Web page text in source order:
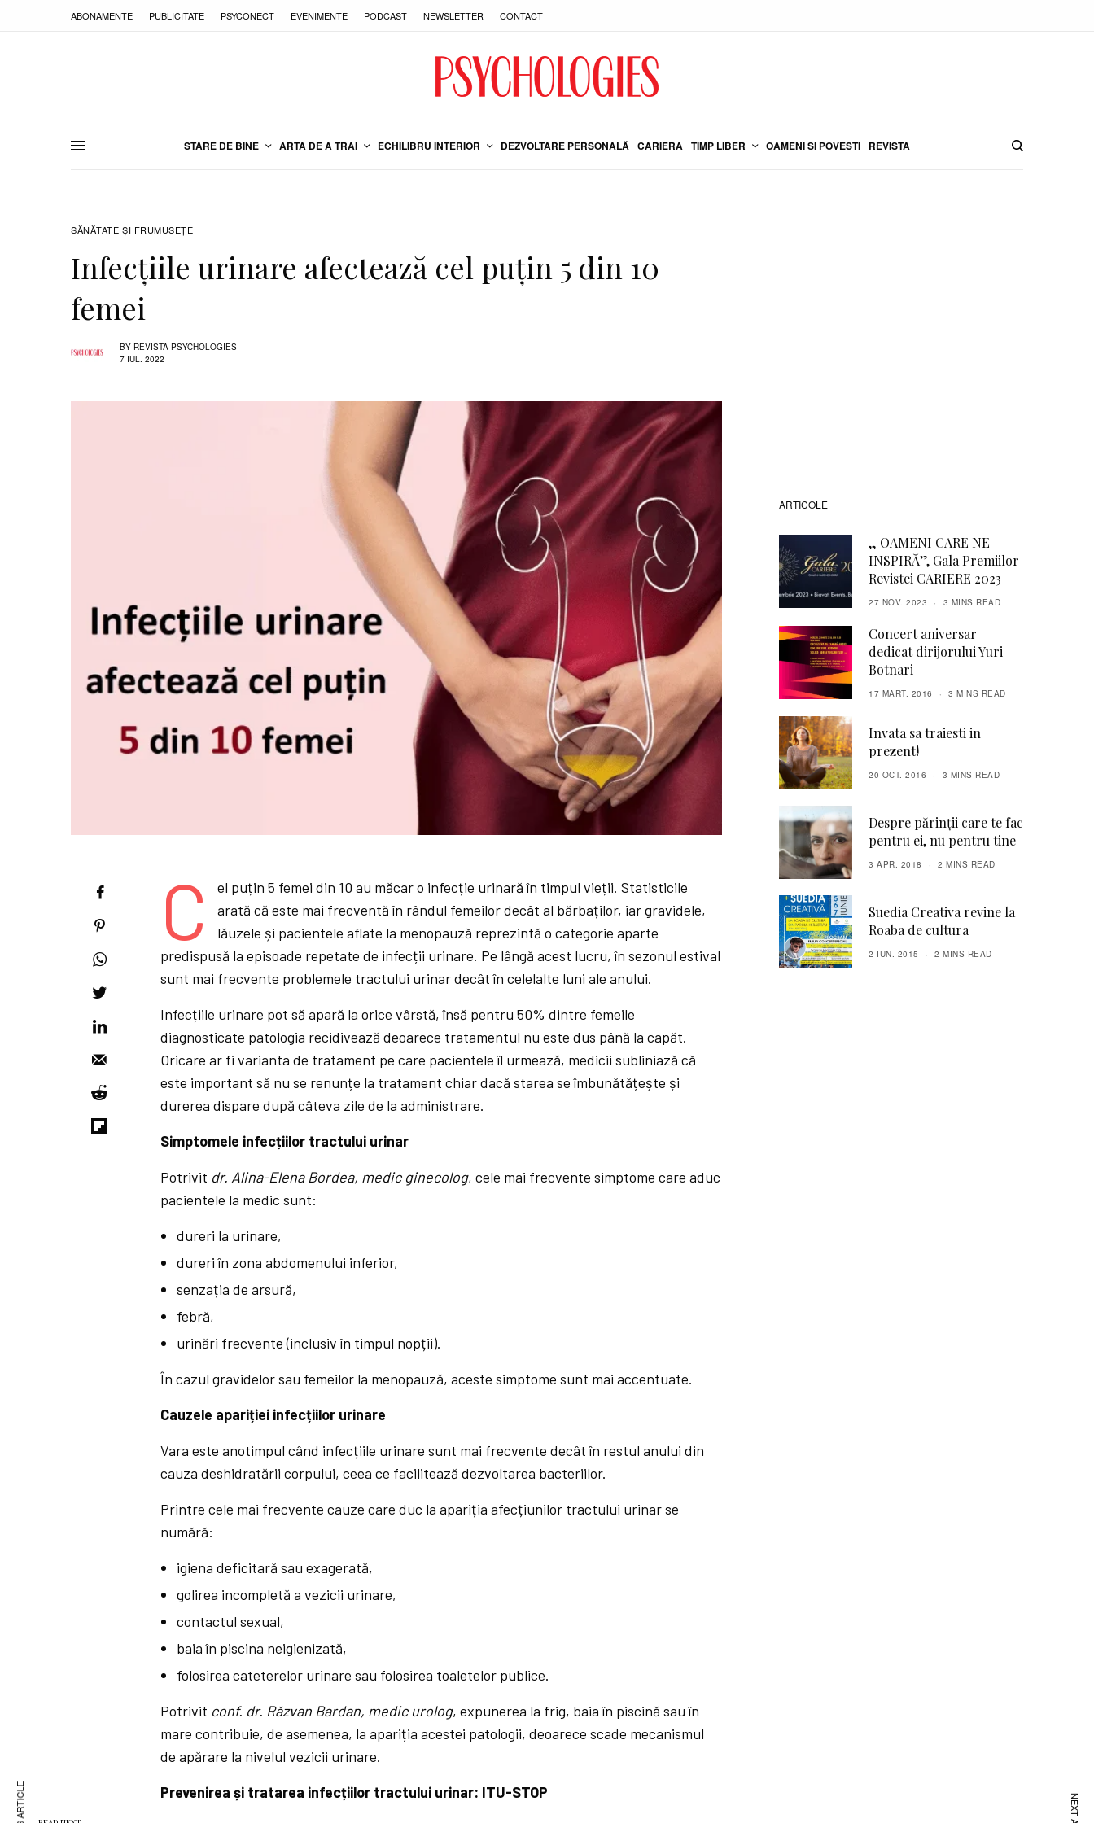
ABONAMENTE PUBLICITATE PSYCONECT EVENIMENTE PODCAST NEWSLETTER CONTACT
STARE DE BINE ARTA DE A TRAI ECHILIBRU INTERIOR DEZVOLTARE PERSONALĂ CARIERA TIMP LIBER OAMENI SI POVESTI REVISTA
SĂNĂTATE ŞI FRUMUSEȚE
Infecțiile urinare afectează cel puțin 5 din 10
femei
BY REVISTA PSYCHOLOGIES
7 IUL. 2022
C
el puțin 5 femei din 10 au măcar o infecție urinară în timpul vieții. Statisticile
arată că este mai frecventă în rândul femeilor decât al bărbaților, iar gravidele,
lăuzele și pacientele aflate la menopauză reprezintă o categorie aparte
predispusă la episoade repetate de infecții urinare. Pe lângă acest lucru, în sezonul estival
sunt mai frecvente problemele tractului urinar decât în celelalte luni ale anului.
Infecțiile urinare pot să apară la orice vârstă, însă pentru 50% dintre femeile
diagnosticate patologia recidivează deoarece tratamentul nu este dus până la capăt.
Oricare ar fi varianta de tratament pe care pacientele îl urmează, medicii subliniază că
este important să nu se renunțe la tratament chiar dacă starea se îmbunătățește și
durerea dispare după câteva zile de la administrare.
Simptomele infecțiilor tractului urinar
Potrivit dr. Alina-Elena Bordea, medic ginecolog, cele mai frecvente simptome care aduc
pacientele la medic sunt:
dureri la urinare,
dureri în zona abdomenului inferior,
senzația de arsură,
febră,
urinări frecvente (inclusiv în timpul nopții).
În cazul gravidelor sau femeilor la menopauză, aceste simptome sunt mai accentuate.
Cauzele apariției infecțiilor urinare
Vara este anotimpul când infecțiile urinare sunt mai frecvente decât în restul anului din
cauza deshidratării corpului, ceea ce facilitează dezvoltarea bacteriilor.
Printre cele mai frecvente cauze care duc la apariția afecțiunilor tractului urinar se
numără:
igiena deficitară sau exagerată,
golirea incompletă a vezicii urinare,
contactul sexual,
baia în piscina neigienizată,
folosirea cateterelor urinare sau folosirea toaletelor publice.
Potrivit conf. dr. Răzvan Bardan, medic urolog, expunerea la frig, baia în piscină sau în
mare contribuie, de asemenea, la apariția acestei patologii, deoarece scade mecanismul
de apărare la nivelul vezicii urinare.
Prevenirea și tratarea infecțiilor tractului urinar: ITU-STOP
ARTICOLE
„ OAMENI CARE NE
INSPIRĂ”, Gala Premiilor
Revistei CARIERE 2023
27 NOV. 2023 3 MINS READ
Concert aniversar
dedicat dirijorului Yuri
Botnari
17 MART. 2016 3 MINS READ
Invata sa traiesti in
prezent!
20 OCT. 2016 3 MINS READ
Despre părinții care te fac
pentru ei, nu pentru tine
3 APR. 2018 2 MINS READ
Suedia Creativa revine la
Roaba de cultura
2 IUN. 2015 2 MINS READ